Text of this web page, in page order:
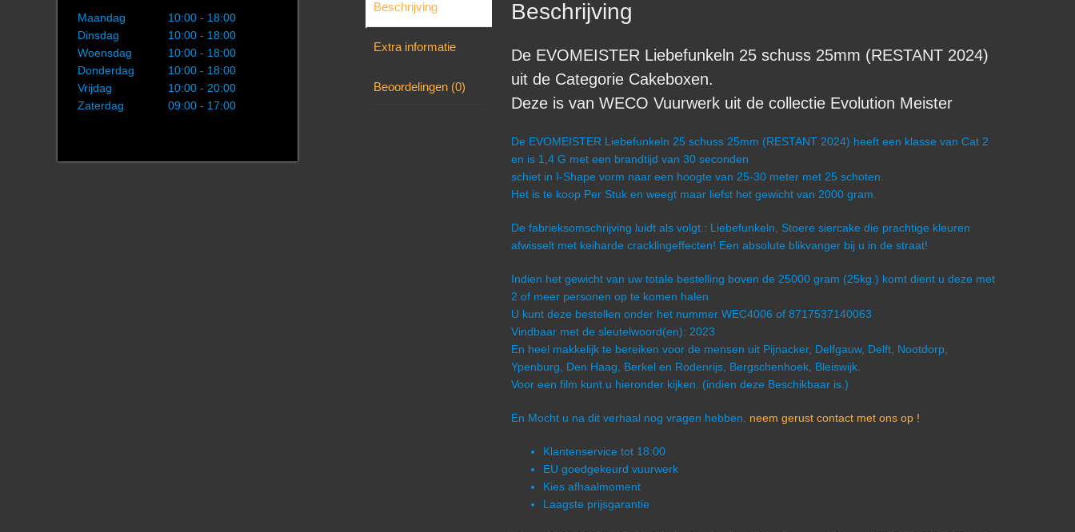
Beschrijving
Extra informatie
Beoordelingen (0)
Beschrijving
De EVOMEISTER Liebefunkeln 25 schuss 25mm (RESTANT 2024)
uit de Categorie Cakeboxen.
Deze is van WECO Vuurwerk uit de collectie Evolution Meister
De EVOMEISTER Liebefunkeln 25 schuss 25mm (RESTANT 2024) heeft een klasse van Cat 2
en is 1,4 G met een brandtijd van 30 seconden
schiet in I-Shape vorm naar een hoogte van 25-30 meter met 25 schoten.
Het is te koop Per Stuk en weegt maar liefst het gewicht van 2000 gram.
De fabrieksomschrijving luidt als volgt.: Liebefunkeln, Stoere siercake die prachtige kleuren
afwisselt met keiharde cracklingeffecten! Een absolute blikvanger bij u in de straat!
Indien het gewicht van uw totale bestelling boven de 25000 gram (25kg.) komt dient u deze met
2 of meer personen op te komen halen
U kunt deze bestellen onder het nummer WEC4006 of 8717537140063
Vindbaar met de sleutelwoord(en): 2023
En heel makkelijk te bereiken voor de mensen uit Pijnacker, Delfgauw, Delft, Nootdorp,
Ypenburg, Den Haag, Berkel en Rodenrijs, Bergschenhoek, Bleiswijk.
Voor een film kunt u hieronder kijken. (indien deze Beschikbaar is.)
En Mocht u na dit verhaal nog vragen hebben. neem gerust contact met ons op !
Klantenservice tot 18:00
EU goedgekeurd vuurwerk
Kies afhaalmoment
Laagste prijsgarantie
Maandag
10:00 - 18:00
Dinsdag
10:00 - 18:00
Woensdag
10:00 - 18:00
Donderdag
10:00 - 18:00
Vrijdag
10:00 - 20:00
Zaterdag
09:00 - 17:00